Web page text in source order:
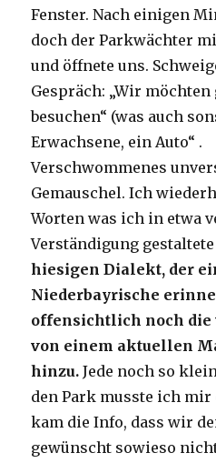
Fenster. Nach einigen
doch der Parkwächter
und öffnete uns.
Gespräch: „Wir
besuchen“ (was auch
Erwachsene, ein Auto“ .
Verschwommenes
Gemauschel. Ich
Worten was ich in etwa
Verständigung
hiesigen Dialekt, der
Niederbayrische
offensichtlich noch die
von einem aktuellen
hinzu. Jede noch so
den Park musste ich mir
kam die Info, dass wir
gewünscht sowieso